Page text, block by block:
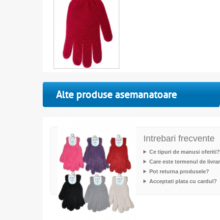
Alte produse asemanatoare
Intrebari frecvente
Ce tipuri de manusi oferiti?
Care este termenul de
Pot returna produsele?
Acceptati plata cu cardul?